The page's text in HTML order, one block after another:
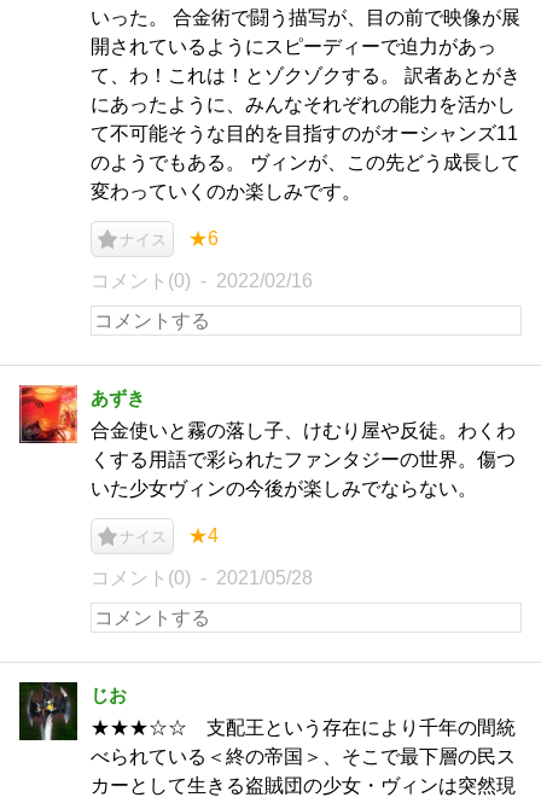
いった。 合金術で闘う描写が、目の前で映像が展
開されているようにスピーディーで迫力があっ
て、わ！これは！とゾクゾクする。 訳者あとがき
にあったように、みんなそれぞれの能力を活かし
て不可能そうな目的を目指すのがオーシャンズ11
のようでもある。 ヴィンが、この先どう成長して
変わっていくのか楽しみです。
ナイス ★6
コメント(0) 2022/02/16
あずき
合金使いと霧の落し子、けむり屋や反徒。わくわ
くする用語で彩られたファンタジーの世界。傷つ
いた少女ヴィンの今後が楽しみでならない。
ナイス ★4
コメント(0) 2021/05/28
じお
★★★☆☆ 支配王という存在により千年の間統
べられている＜終の帝国＞、そこで最下層の民ス
カーとして生きる盗賊団の少女・ヴィンは突然現